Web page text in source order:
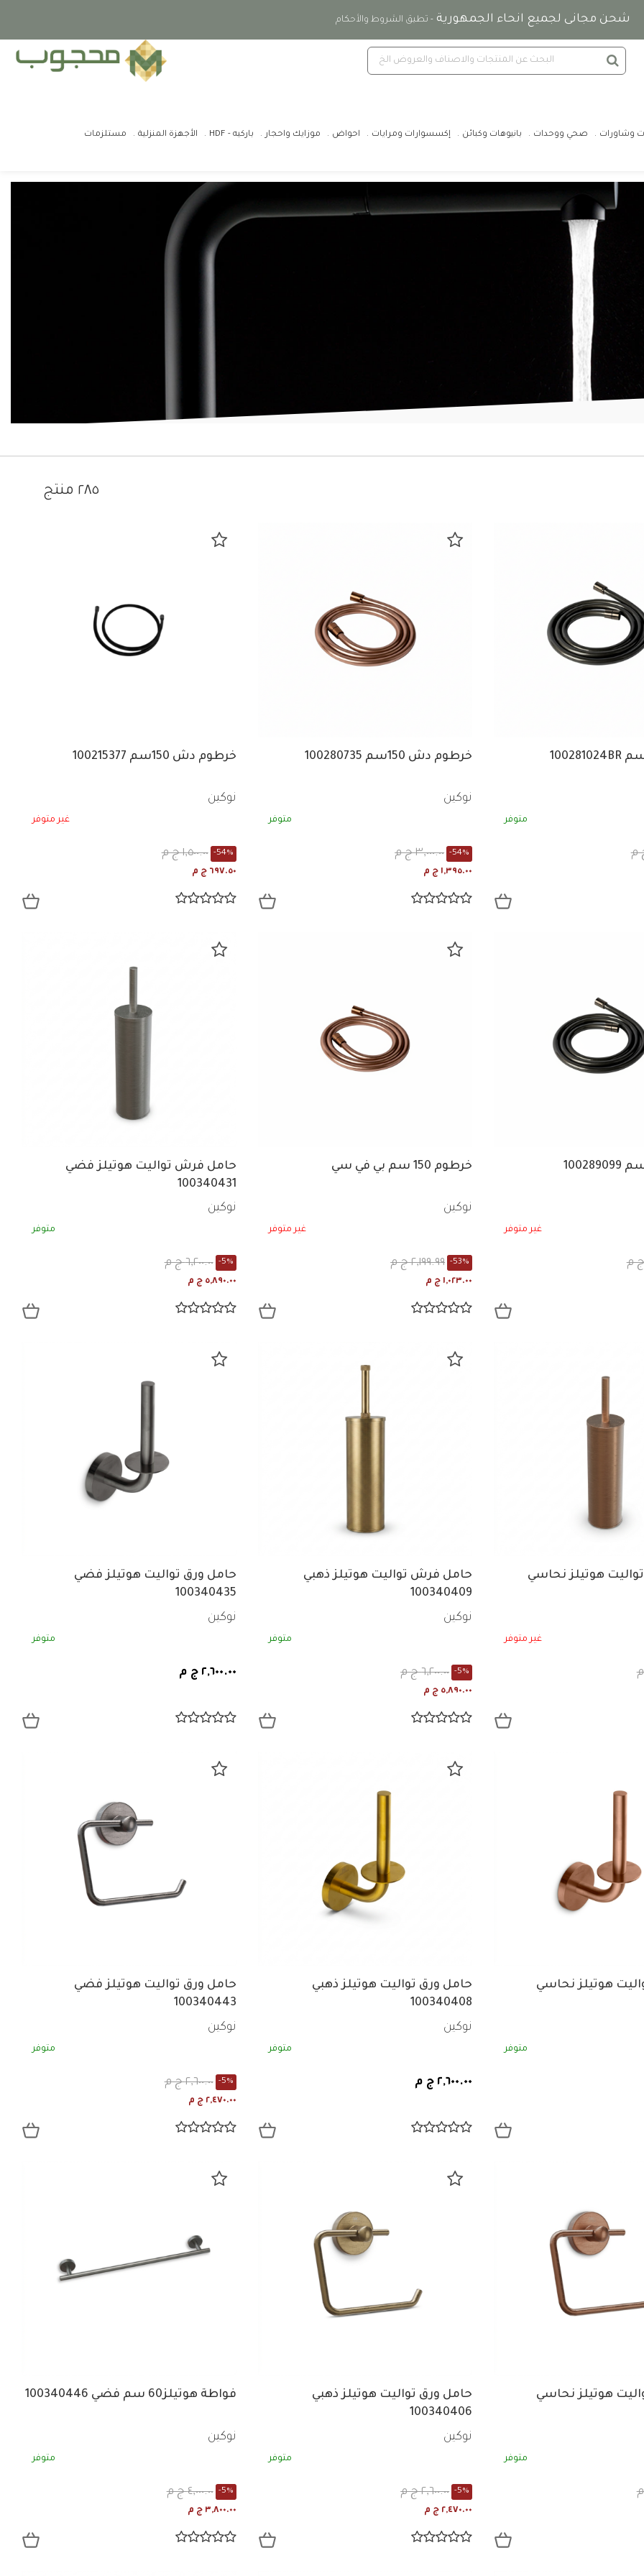
شحن مجانى لجميع انحاء الجمهورية - تطبق الشروط والأحكام
وشاورات صحي ووحدات بانيوهات وكبائن إكسسوارات ومرايات احواض موزايك واحجار باركيه - HDF الأجهزة المنزلية مستلزمات
٢٨٥ منتج
متوفر
خرطوم دش 150سم 100280735
نوكين
متوفر
٣,٠٠٠.٠٠ ج م -54%
١,٣٩٥.٠٠ ج م
خرطوم دش 150سم 100215377
نوكين
غير متوفر
١,٥٠٠.٠٠ ج م -54%
٦٩٧.٥٠ ج م
غير متوفر
خرطوم 150 سم بي في سي
نوكين
غير متوفر
٢,١٩٩.٩٩ ج م -53%
١,٠٢٣.٠٠ ج م
حامل فرش تواليت هوتيلز فضي
100340431
نوكين
متوفر
٦,٢٠٠.٠٠ ج م -5%
٥,٨٩٠.٠٠ ج م
هوتيلز نحاسي
غير متوفر
حامل فرش تواليت هوتيلز ذهبي
100340409
نوكين
متوفر
٦,٢٠٠.٠٠ ج م -5%
٥,٨٩٠.٠٠ ج م
حامل ورق تواليت هوتيلز فضي
100340435
نوكين
متوفر
٢,٦٠٠.٠٠ ج م
هوتيلز نحاسي
متوفر
حامل ورق تواليت هوتيلز ذهبي
100340408
نوكين
متوفر
٢,٦٠٠.٠٠ ج م
حامل ورق تواليت هوتيلز فضي
100340443
نوكين
متوفر
٢,٦٠٠.٠٠ ج م -5%
٢,٤٧٠.٠٠ ج م
هوتيلز نحاسي
متوفر
حامل ورق تواليت هوتيلز ذهبي
100340406
نوكين
متوفر
٢,٦٠٠.٠٠ ج م -5%
٢,٤٧٠.٠٠ ج م
فواطة هوتيلز60 سم فضي 100340446
نوكين
متوفر
٤,٠٠٠.٠٠ ج م -5%
٣,٨٠٠.٠٠ ج م